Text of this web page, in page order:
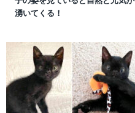
湧いてくる！